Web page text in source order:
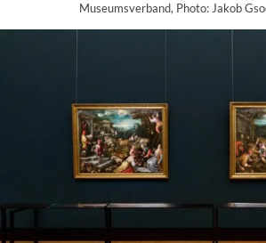
Museumsverband, Photo: Jakob